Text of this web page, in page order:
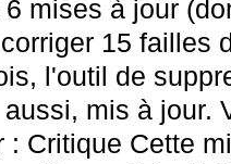
mises à jour
15 failles
l'outil de
mis à jour.
: Critique Cette